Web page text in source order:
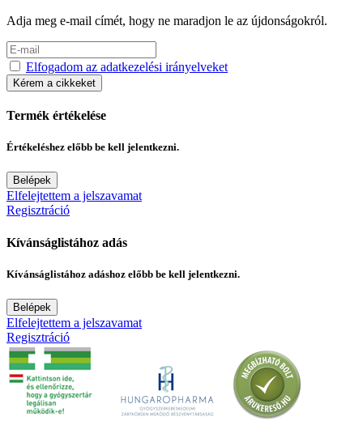
Adja meg e-mail címét, hogy ne maradjon le az újdonságokról.
Elfogadom az adatkezelési irányelveket
Kérem a cikkeket
Termék értékelése
Értékeléshez előbb be kell jelentkezni.
Belépek
Elfelejtettem a jelszavamat
Regisztráció
Kívánságlistához adás
Kívánságlistához adáshoz előbb be kell jelentkezni.
Belépek
Elfelejtettem a jelszavamat
Regisztráció